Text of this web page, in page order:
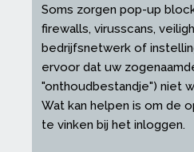
Soms zorgen pop-up
firewalls, virusscans,
bedrijfsnetwerk of
ervoor dat uw
"onthoudbestandje") niet
Wat kan helpen is om de
te vinken bij het inloggen.